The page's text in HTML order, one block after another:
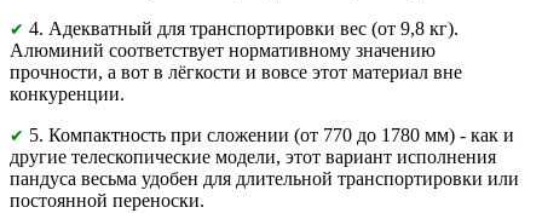
✔ 4. Адекватный для транспортировки вес (от 9,8 кг).
Алюминий соответствует нормативному значению
прочности, а вот в лёгкости и вовсе этот материал вне
конкуренции.
✔ 5. Компактность при сложении (от 770 до 1780 мм) - как и
другие телескопические модели, этот вариант исполнения
пандуса весьма удобен для длительной транспортировки или
постоянной переноски.